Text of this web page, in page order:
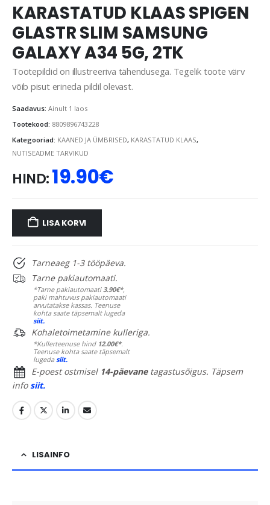
KARASTATUD KLAAS SPIGEN
GLASTR SLIM SAMSUNG
GALAXY A34 5G, 2TK
Tootepildid on illustreeriva tähendusega. Tegelik toote värv
võib pisut erineda pildil olevast.
Saadavus: Ainult 1 laos
Tootekood: 8809896743228
Kategooriad: KAANED JA ÜMBRISED, KARASTATUD KLAAS,
NUTISEADME TARVIKUD
HIND:19.90€
LISA KORVI
Tarneaeg 1-3 tööpäeva.
Tarne pakiautomaati.
*Tarne pakiautomaati 3.90€*,
paki mahtuvus pakiautomaati
arvutatakse kassas. Teenuse
kohta saate täpsemalt lugeda
siit.
Kohaletoimetamine kulleriga.
*Kullerteenuse hind 12.00€*.
Teenuse kohta saate täpsemalt
lugedasiit.
E-poest ostmisel 14-päevanetagastusõigus. Täpsem
infosiit.
LISAINFO